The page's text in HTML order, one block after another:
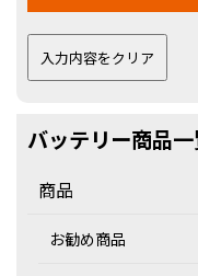
バッテリー商品
商品
お勧め商品